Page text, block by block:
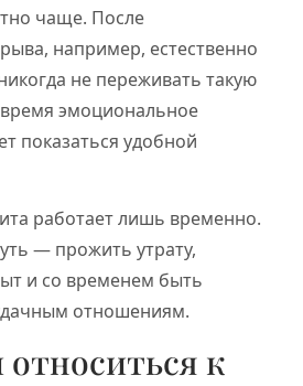
чаще. После
например, естественно
не переживать такую
эмоциональное
показаться удобной
работает лишь временно.
— прожить утрату,
и со временем быть
отношениям.
к